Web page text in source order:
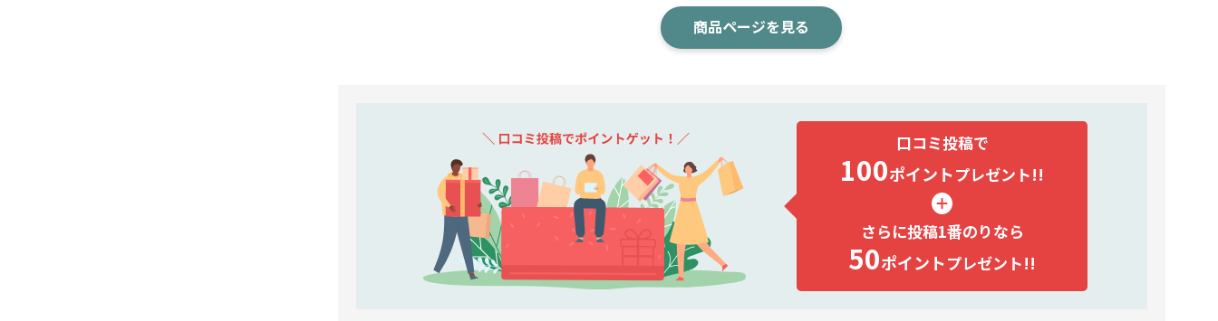
商品ページを見る
口コミ投稿で
100ポイントプレゼント!!
さらに投稿1番のりなら
50ポイントプレゼント!!